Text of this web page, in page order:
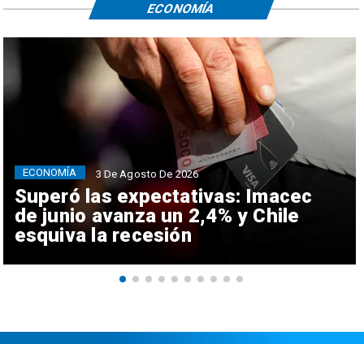
Superó las expectativas: Imacec
de junio avanza un 2,4% y Chile
esquiva la recesión
ECONOMÍA 3 De Agosto De 2026
ECONOMÍA